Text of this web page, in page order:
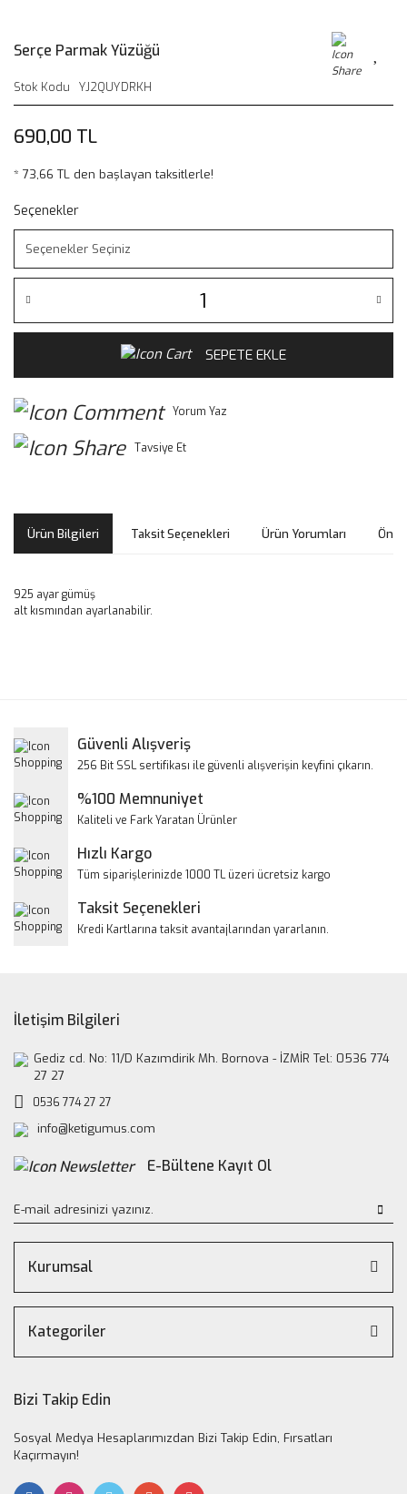
Serçe Parmak Yüzüğü
Stok Kodu YJ2QUYDRKH
690,00 TL
* 73,66 TL den başlayan taksitlerle!
Seçenekler
SEPETE EKLE
Yorum Yaz
Tavsiye Et
Ürün Bilgileri Taksit Seçenekleri Ürün Yorumları
925 ayar gümüş
alt kısmından ayarlanabilir.
Yorum Yaz
Ürün resmi kalitesiz, bozuk veya görüntülenemiyor.
Ürün bilgilerinde hatalar bulunuyor.
Bu ürüne benzer farklı alternatifler olmalı.
Güvenli Alışveriş
256 Bit SSL sertifikası ile güvenli alışverişin keyfini çıkarın.
%100 Memnuniyet
Kaliteli ve Fark Yaratan Ürünler
Hızlı Kargo
Tüm siparişlerinizde 1000 TL üzeri ücretsiz kargo
Taksit Seçenekleri
Kredi Kartlarına taksit avantajlarından yararlanın.
İletişim Bilgileri
Gediz cd. No: 11/D Kazımdirik Mh. Bornova - İZMİR Tel: 0536 774
27 27
0536 774 27 27
info@ketigumus.com
E-Bültene Kayıt Ol
Kurumsal
Kategoriler
Bizi Takip Edin
Sosyal Medya Hesaplarımızdan Bizi Takip Edin, Fırsatları
Kaçırmayın!